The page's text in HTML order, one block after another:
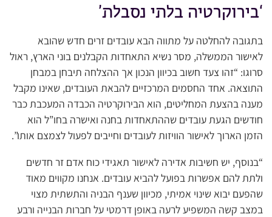
‘בירוקרטיה בלתי נסבלת’
בתגובה להחלטה על מתווה הבא עובדים זרים חדש שהובא
לאישור הממשלה, מסר נשיא התאחדות הקבלנים בוני הארץ, ראול
סרוגו: “זהו צעד חשוב בכיוון הנכון אך ההצלחה תיבחן במבחן
התוצאה. אחד החסמים המרכזיים להבאת העובדים, שאינו מקבל
מענה בהצעת המחליטים, הוא הבירוקרטיה הכבדה המעכבת כבר
חודשים הגעת עובדים שההתאחדות בחנה ואישרה בחו”ל הוא
הזמן הארוך לאישור הוויזות לעובדים וחייבים לפעול לצמצם אותו”.
“בנוסף, יש חשיבות אדירה לאישור תאגידי כוח אדם זר חדשים
ולתת להם אפשרות בפועל להביא עובדים. אנחנו מקווים מאוד
שהפעם יבוא שינוי אמיתי, מכיוון שענף הבניה והתשתית מצוי
במצב קשה המשפיע לרעה באופן דרמטי על חברות הבנייה ורבע